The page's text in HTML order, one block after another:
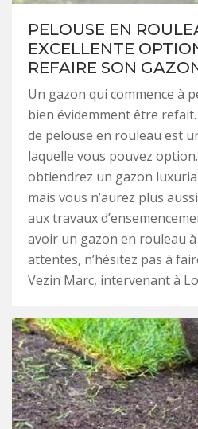
PELOUSE EN
EXCELLENTE
REFAIRE SON
Un gazon qui commence à
bien évidemment être refait.
de pelouse en rouleau est
laquelle vous pouvez
obtiendrez un gazon
mais vous n’aurez plus
aux travaux
avoir un gazon en rouleau
attentes, n’hésitez pas à
Vezin Marc, intervenant à